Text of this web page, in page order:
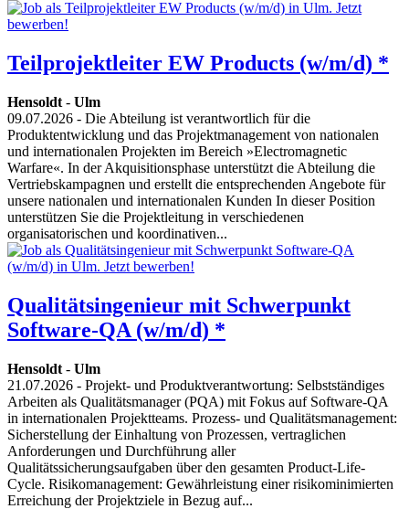
Teilprojektleiter EW Products (w/m/d) *
Hensoldt - Ulm
09.07.2026 - Die Abteilung ist verantwortlich für die
Produktentwicklung und das Projektmanagement von nationalen
und internationalen Projekten im Bereich »Electromagnetic
Warfare«. In der Akquisitionsphase unterstützt die Abteilung die
Vertriebskampagnen und erstellt die entsprechenden Angebote für
unsere nationalen und internationalen Kunden In dieser Position
unterstützen Sie die Projektleitung in verschiedenen
organisatorischen und koordinativen...
Qualitätsingenieur mit Schwerpunkt
Software-QA (w/m/d) *
Hensoldt - Ulm
21.07.2026 - Projekt- und Produktverantwortung: Selbstständiges
Arbeiten als Qualitätsmanager (PQA) mit Fokus auf Software-QA
in internationalen Projektteams. Prozess- und Qualitätsmanagement:
Sicherstellung der Einhaltung von Prozessen, vertraglichen
Anforderungen und Durchführung aller
Qualitätssicherungsaufgaben über den gesamten Product-Life-
Cycle. Risikomanagement: Gewährleistung einer risikominimierten
Erreichung der Projektziele in Bezug auf...